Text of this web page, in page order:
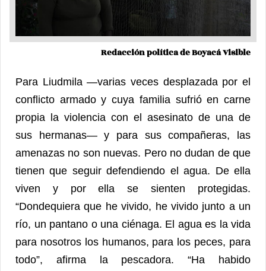
Redacción política de Boyacá Visible
Para Liudmila —varias veces desplazada por el
conflicto armado y cuya familia sufrió en carne
propia la violencia con el asesinato de una de
sus hermanas— y para sus compañeras, las
amenazas no son nuevas. Pero no dudan de que
tienen que seguir defendiendo el agua. De ella
viven y por ella se sienten protegidas.
“Dondequiera que he vivido, he vivido junto a un
río, un pantano o una ciénaga. El agua es la vida
para nosotros los humanos, para los peces, para
todo”, afirma la pescadora. “Ha habido